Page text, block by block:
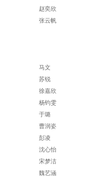
赵奕欣
张云帆
马文
苏锐
徐嘉欣
杨钧雯
于璐
曹润姿
彭凌
沈心怡
宋梦洁
魏艺涵